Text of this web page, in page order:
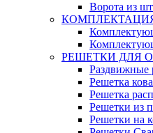
Ворота из
РЕШЕТКИ ДЛЯ
Раздвижные
Решетка
Решетка
Решетки из
Решетки на